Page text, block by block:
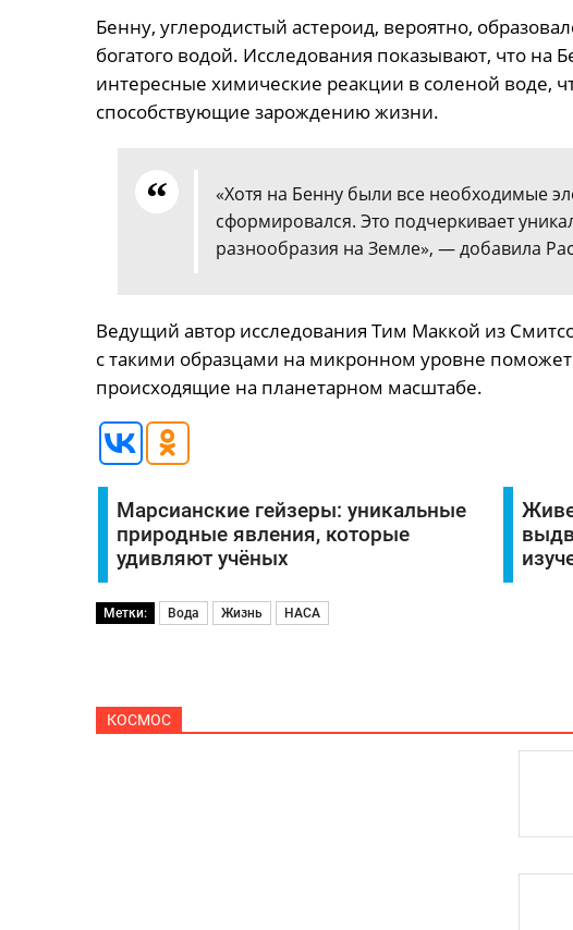
Бенну, углеродистый астероид, вероятно,
богатого водой. Исследования показывают, что на
интересные химические реакции в соленой воде,
способствующие зарождению жизни.
«Хотя на Бенну были все необходимые
сформировался. Это подчеркивает
разнообразия на Земле», — добавила
Ведущий автор исследования Тим Маккой из
с такими образцами на микронном уровне
происходящие на планетарном масштабе.
Марсианские гейзеры: уникальные
природные явления, которые
удивляют учёных
Метки: Вода Жизнь НАСА
КОСМОС